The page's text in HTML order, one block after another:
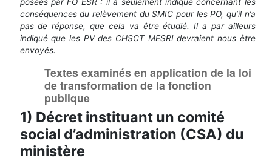
posées par FO ESR : il a seulement indiqué concernant les
conséquences du relèvement du SMIC pour les PO, qu’il n’a
pas de réponse, que cela va être étudié. Il a par ailleurs
indiqué que les PV des CHSCT MESRI devraient nous être
envoyés.
Textes examinés en application de la loi
de transformation de la fonction
publique
1) Décret instituant un comité
social d’administration (CSA) du
ministère